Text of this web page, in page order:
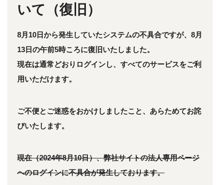
いて（復旧）
8月10日から発生していたシステムの不具合ですが、8月
13日の午前5時ころに復旧いたしました。
現在は通常どおりログインし、すべてのサービスをご利
用いただけます。
ご不便とご迷惑をおかけしましたこと、あらためてお詫
びいたします。
現在（2024年8月10日）、弊社サイトの法人専用ページ
へのログインに不具合が発生しております。